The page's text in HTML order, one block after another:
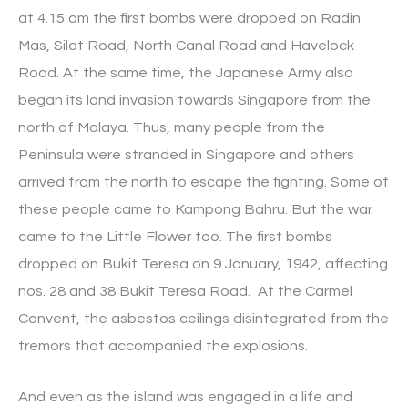
at 4.15 am the first bombs were dropped on Radin
Mas, Silat Road, North Canal Road and Havelock
Road. At the same time, the Japanese Army also
began its land invasion towards Singapore from the
north of Malaya. Thus, many people from the
Peninsula were stranded in Singapore and others
arrived from the north to escape the fighting. Some of
these people came to Kampong Bahru. But the war
came to the Little Flower too. The first bombs
dropped on Bukit Teresa on 9 January, 1942, affecting
nos. 28 and 38 Bukit Teresa Road. At the Carmel
Convent, the asbestos ceilings disintegrated from the
tremors that accompanied the explosions.
And even as the island was engaged in a life and